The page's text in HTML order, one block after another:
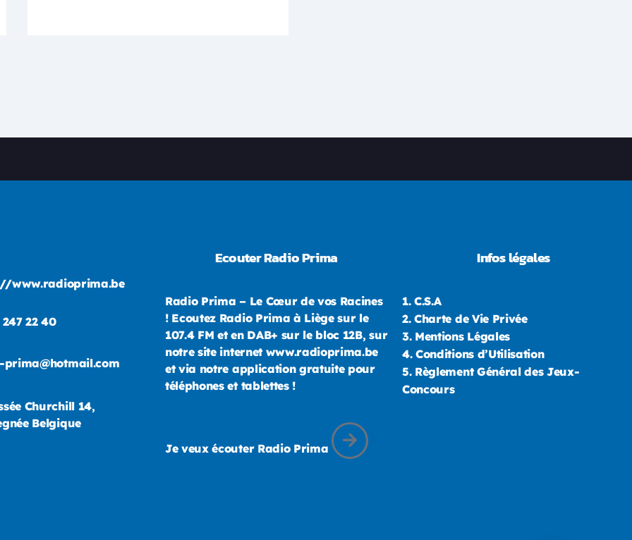
www.radioprima.be
22 40
prima@hotmail.com
Churchill 14,
Belgique
Ecouter Radio Prima
Radio Prima – Le Cœur de vos Racines
! Ecoutez Radio Prima à Liège sur le
107.4 FM et en DAB+ sur le bloc 12B, sur
notre site internet www.radioprima.be
et via notre application gratuite pour
téléphones et tablettes !
Je veux écouter Radio Prima
Infos légales
1. C.S.A
2. Charte de Vie Privée
3. Mentions Légales
4. Conditions d’Utilisation
5. Règlement Général des Jeux-
Concours